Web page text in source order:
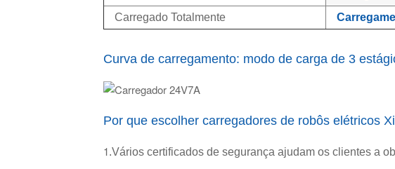
Carregado Totalmente
Curva de carregamento: modo de carga de 3
Por que escolher carregadores de robôs elétricos
1.Vários certificados de segurança ajudam os clientes a